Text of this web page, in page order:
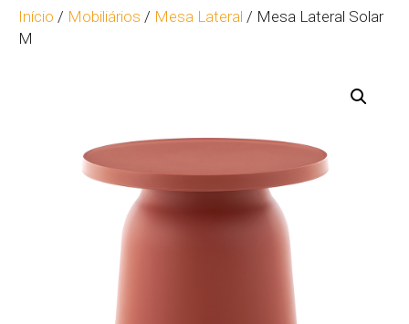
Início / Mobiliários / Mesa Lateral / Mesa Lateral Solar
M